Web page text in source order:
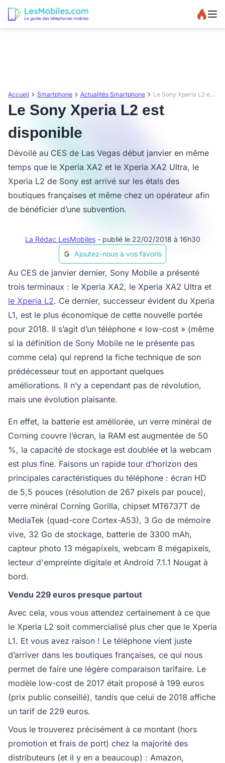
Accueil Smartphone Actualités Smartphone Le Sony Xperia L2 est disponible
Le Sony Xperia L2 est
disponible
Dévoilé au CES de Las Vegas début janvier en même
temps que le Xperia XA2 et le Xperia XA2 Ultra, le
Xperia L2 de Sony est arrivé sur les étals des
boutiques françaises et même chez un opérateur afin
de bénéficier d’une subvention.
La Rédac LesMobiles - publié le 22/02/2018 à 16h30
Ajoutez-nous à vos favoris
Au CES de janvier dernier, Sony Mobile a présenté
trois terminaux : le Xperia XA2, le Xperia XA2 Ultra et
le Xperia L2. Ce dernier, successeur évident du Xperia
L1, est le plus économique de cette nouvelle portée
pour 2018. Il s’agit d’un téléphone « low-cost » (même
si la définition de Sony Mobile ne le présente pas
comme cela) qui reprend la fiche technique de son
prédécesseur tout en apportant quelques
améliorations. Il n’y a cependant pas de révolution,
mais une évolution plaisante.
En effet, la batterie est améliorée, un verre minéral de
Corning couvre l’écran, la RAM est augmentée de 50
%, la capacité de stockage est doublée et la webcam
est plus fine. Faisons un rapide tour d’horizon des
principales caractéristiques du téléphone : écran HD
de 5,5 pouces (résolution de 267 pixels par pouce),
verre minéral Corning Gorilla, chipset MT6737T de
MediaTek (quad-core Cortex-A53), 3 Go de mémoire
vive, 32 Go de stockage, batterie de 3300 mAh,
capteur photo 13 mégapixels, webcam 8 mégapixels,
lecteur d'empreinte digitale et Android 7.1.1 Nougat à
bord.
Vendu 229 euros presque partout
Avec cela, vous vous attendez certainement à ce que
le Xperia L2 soit commercialisé plus cher que le Xperia
L1. Et vous avez raison ! Le téléphone vient juste
d’arriver dans les boutiques françaises, ce qui nous
permet de faire une légère comparaison tarifaire. Le
modèle low-cost de 2017 était proposé à 199 euros
(prix public conseillé), tandis que celui de 2018 affiche
un tarif de 229 euros.
Vous le trouverez précisément à ce montant (hors
promotion et frais de port) chez la majorité des
distributeurs (et il y en a beaucoup) : Amazon,